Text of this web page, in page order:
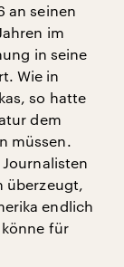
an seinen
im
in seine
Wie in
so hatte
dem
müssen.
überzeugt,
endlich
für